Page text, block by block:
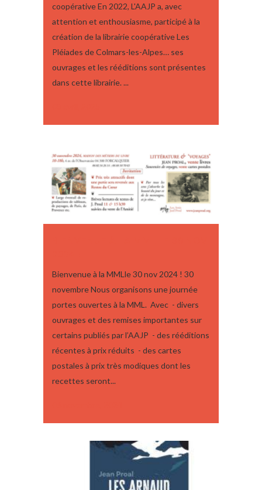
coopérative En 2022, L'AAJP a, avec
attention et enthousiasme, participé à la
création de la librairie coopérative Les
Pléiades de Colmars-les-Alpes… ses
ouvrages et les rééditions sont présentes
dans cette librairie. ...
Bienvenue à la MMLle 30 nov 2024 ! 30
novembre Nous organisons une journée
portes ouvertes à la MML. Avec - divers
ouvrages et des remises importantes sur
certains publiés par l’AAJP - des rééditions
récentes à prix réduits - des cartes
postales à prix très modiques dont les
recettes seront...